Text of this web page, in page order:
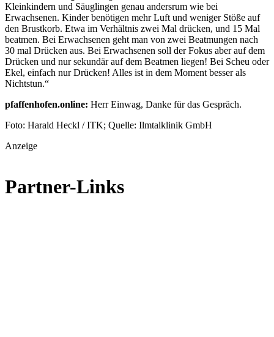
Kleinkindern und Säuglingen genau andersrum wie bei
Erwachsenen. Kinder benötigen mehr Luft und weniger Stöße auf
den Brustkorb. Etwa im Verhältnis zwei Mal drücken, und 15 Mal
beatmen. Bei Erwachsenen geht man von zwei Beatmungen nach
30 mal Drücken aus. Bei Erwachsenen soll der Fokus aber auf dem
Drücken und nur sekundär auf dem Beatmen liegen! Bei Scheu oder
Ekel, einfach nur Drücken! Alles ist in dem Moment besser als
Nichtstun.“
pfaffenhofen.online: Herr Einwag, Danke für das Gespräch.
Foto: Harald Heckl / ITK; Quelle: Ilmtalklinik GmbH
Anzeige
Partner-Links